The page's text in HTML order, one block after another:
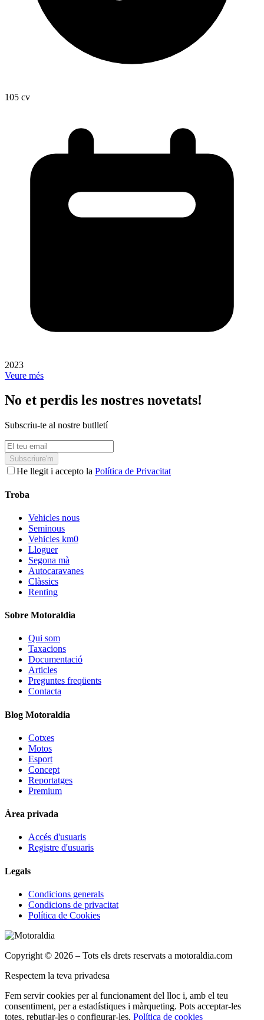
105 cv
2023
Veure més
No et perdis les nostres novetats!
Subscriu-te al nostre butlletí
Subscriure'm
He llegit i accepto la Política de Privacitat
Troba
Vehicles nous
Seminous
Vehicles km0
Lloguer
Segona mà
Autocaravanes
Clàssics
Renting
Sobre Motoraldia
Qui som
Taxacions
Documentació
Articles
Preguntes freqüents
Contacta
Blog Motoraldia
Cotxes
Motos
Esport
Concept
Reportatges
Premium
Àrea privada
Accés d'usuaris
Registre d'usuaris
Legals
Condicions generals
Condicions de privacitat
Política de Cookies
Copyright © 2026 – Tots els drets reservats a motoraldia.com
Respectem la teva privadesa
Fem servir cookies per al funcionament del lloc i, amb el teu
consentiment, per a estadístiques i màrqueting. Pots acceptar-les
totes, rebutjar-les o configurar-les. Política de cookies